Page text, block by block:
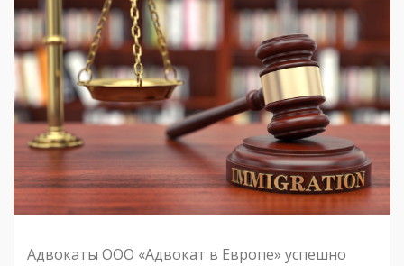
Адвокаты ООО «Адвокат в Европе» успешно